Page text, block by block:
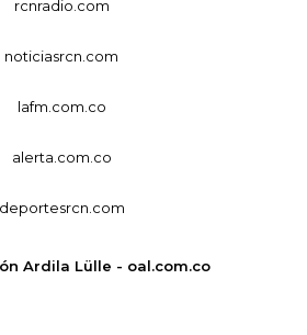
rcnradio.com
noticiasrcn.com
lafm.com.co
alerta.com.co
deportesrcn.com
Ardila Lülle - oal.com.co